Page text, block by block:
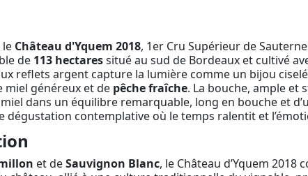
le Château d'Yquem 2018, 1er Cru Supérieur de
de 113 hectaressitué au sud de Bordeaux et cultivé
reflets argent capture la lumière comme un bijou
miel généreux et de pêche fraîche. La bouche, ample et
dans un équilibre remarquable, long en bouche et
dégustation contemplative où le temps ralentit et
et deSauvignon Blanc, le Château d’Yquem